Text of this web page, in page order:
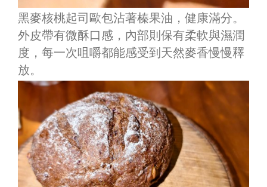
黑麥核桃起司歐包沾著榛果油，健康滿分。
外皮帶有微酥口感，內部則保有柔軟與濕潤
度，每一次咀嚼都能感受到天然麥香慢慢釋
放。